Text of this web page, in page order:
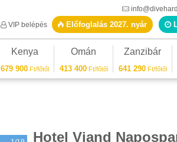
VIP belépés
Előfoglalás 2027. nyár
Kenya
679 900Ft/főtől
Omán
413 400Ft/főtől
Zanzibár
641 290Ft/főtől
Hotel Viand